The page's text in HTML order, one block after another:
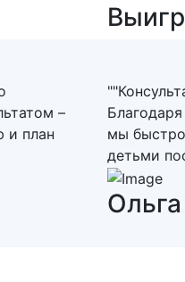
–
и план
мы
детьми